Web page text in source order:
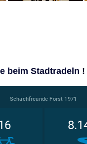
beim Stadtradeln !